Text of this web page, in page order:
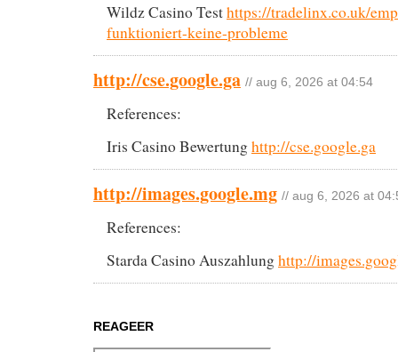
Wildz Casino Testhttps://tradelinx.co.uk/
funktioniert-keine-probleme
http://cse.google.ga // aug 6, 2026 at 04:54
References:
Iris Casino Bewertunghttp://cse.google.ga
http://images.google.mg // aug 6, 2026 at
References:
Starda Casino Auszahlunghttp://
REAGEER